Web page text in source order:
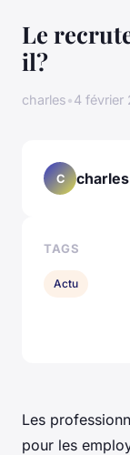
Le
il?
charles•4 février
Les
pour les
C charles
TAGS
Actu